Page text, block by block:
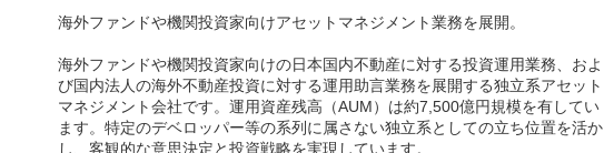
海外ファンドや機関投資家向けアセットマネジメント業務を展開。
海外ファンドや機関投資家向けの日本国内不動産に対する投資運用業務、およ
び国内法人の海外不動産投資に対する運用助言業務を展開する独立系アセット
マネジメント会社です。運用資産残高（AUM）は約7,500億円規模を有してい
ます。特定のデベロッパー等の系列に属さない独立系としての立ち位置を活か
し、客観的な意思決定と投資戦略を実現しています。